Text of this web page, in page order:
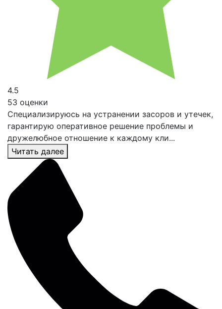
4.5
53 оценки
Специализируюсь на устранении засоров и утечек,
гарантирую оперативное решение проблемы и
дружелюбное отношение к каждому кли...
Читать далее